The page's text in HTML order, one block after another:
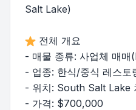
Salt Lake)
전체 개요
- 매물 종류: 사업체 매매
- 업종: 한식/중식 레스토
- 위치: South Salt Lake
- 가격: $700,000